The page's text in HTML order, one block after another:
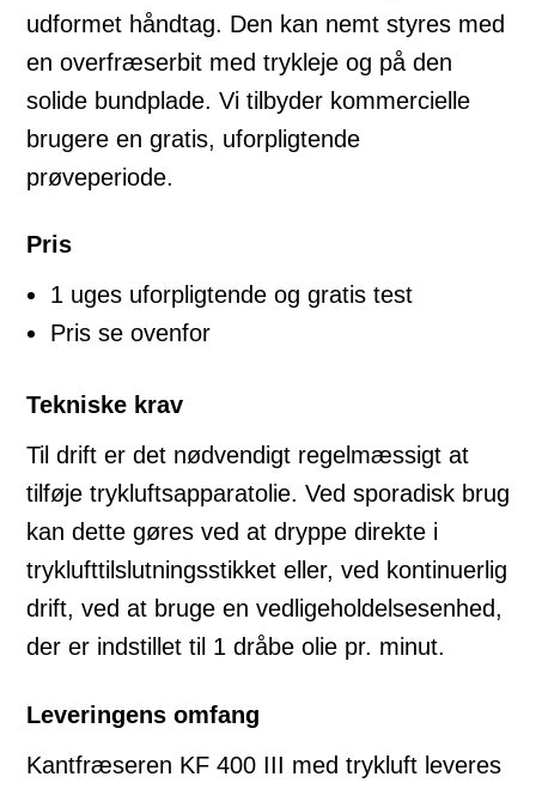
udformet håndtag. Den kan nemt styres med
en overfræserbit med trykleje og på den
solide bundplade. Vi tilbyder kommercielle
brugere en gratis, uforpligtende
prøveperiode.
Pris
1 uges uforpligtende og gratis test
Pris se ovenfor
Tekniske krav
Til drift er det nødvendigt regelmæssigt at
tilføje trykluftsapparatolie. Ved sporadisk brug
kan dette gøres ved at dryppe direkte i
tryklufttilslutningsstikket eller, ved kontinuerlig
drift, ved at bruge en vedligeholdelsesenhed,
der er indstillet til 1 dråbe olie pr. minut.
Leveringens omfang
Kantfræseren KF 400 III med trykluft leveres